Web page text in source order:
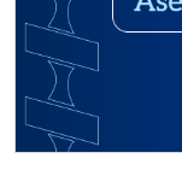
química y